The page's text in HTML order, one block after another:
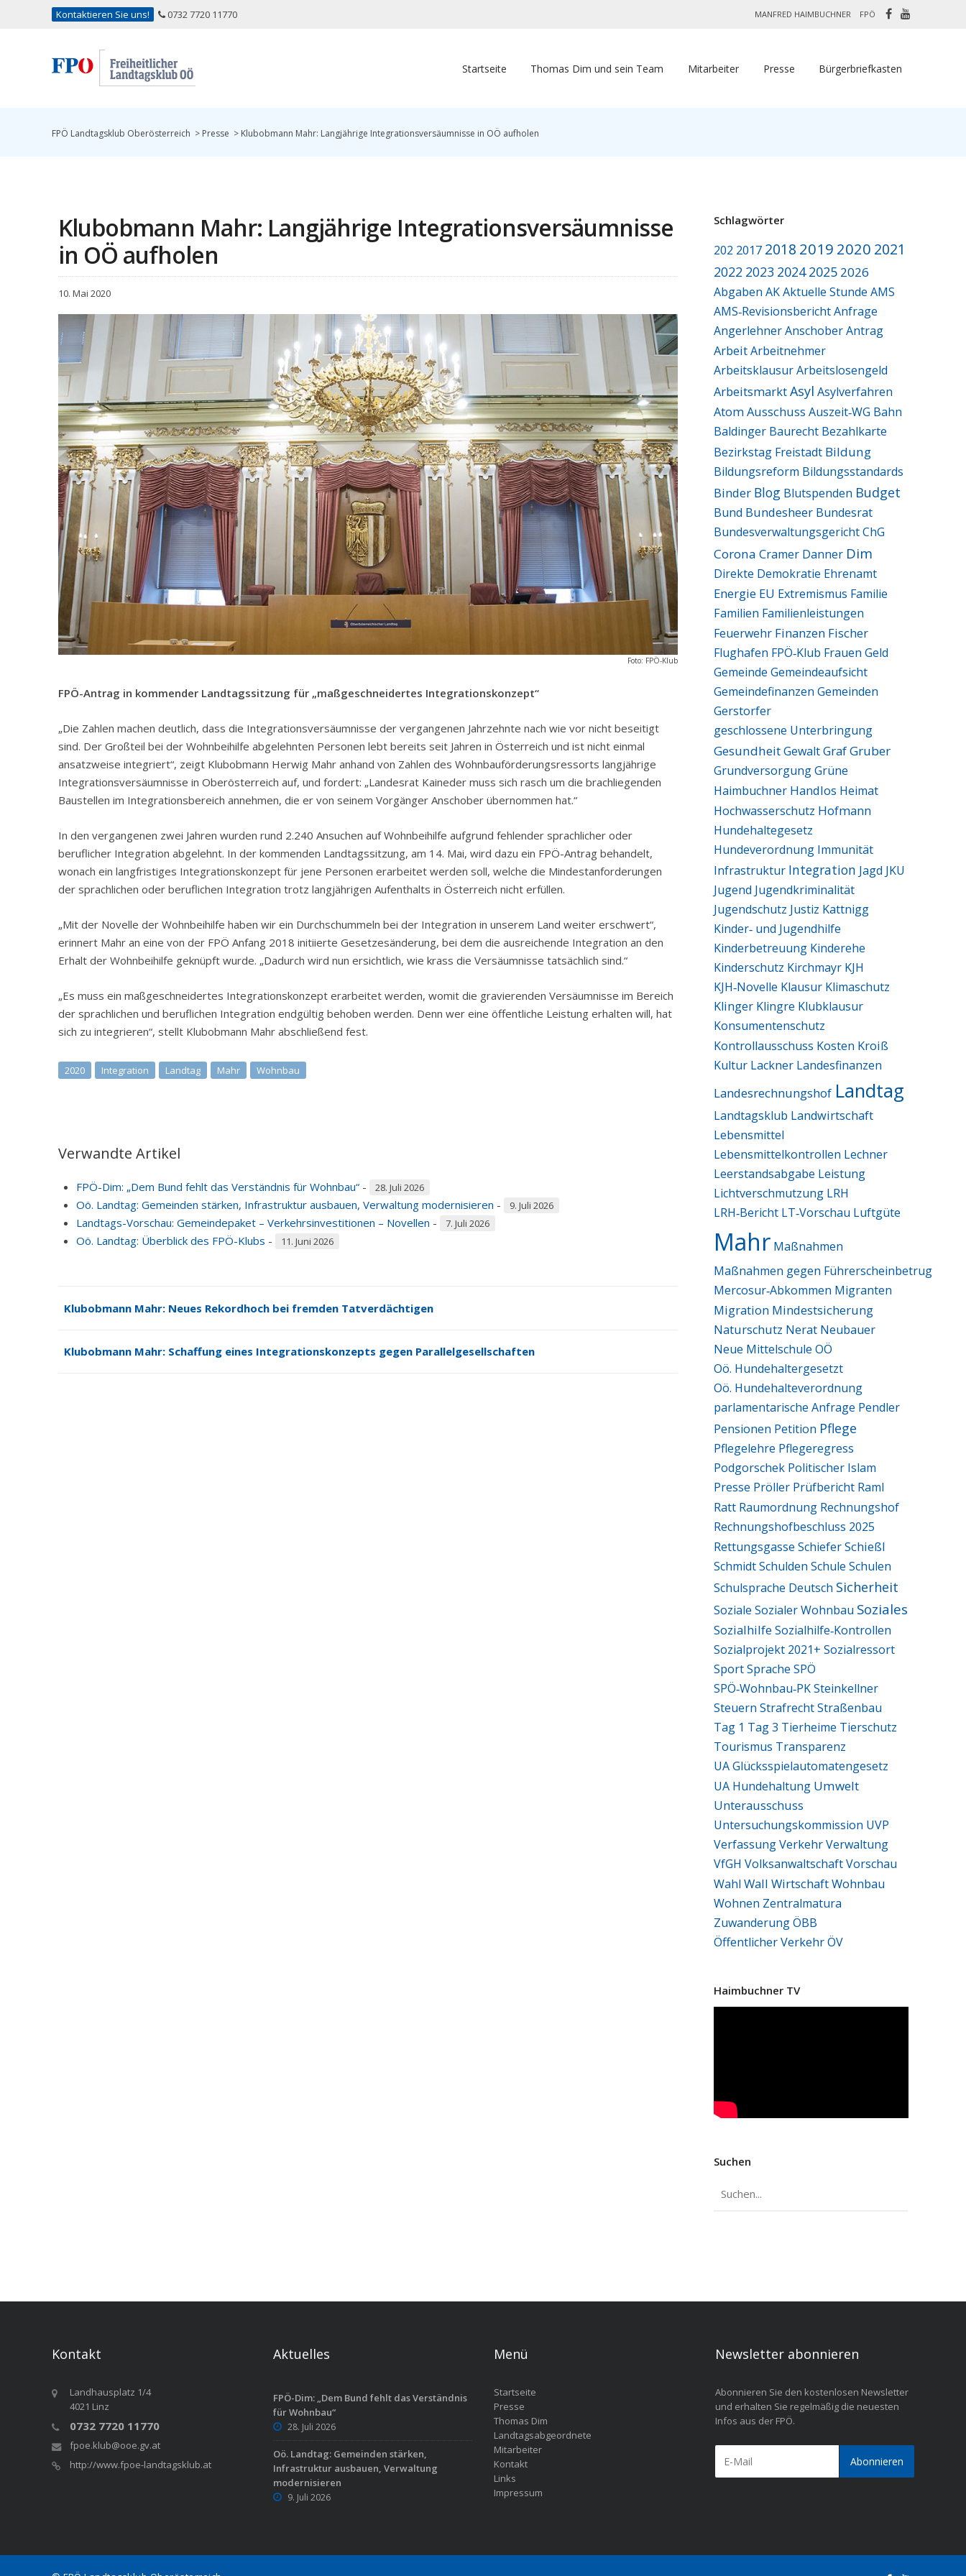
Kontaktieren Sie uns! 0732 7720 11770 MANFRED HAIMBUCHNER FPÖ
Startseite Thomas Dim und sein Team Mitarbeiter Presse Bürgerbriefkasten
FPÖ Landtagsklub Oberösterreich > Presse > Klubobmann Mahr: Langjährige Integrationsversäumnisse in OÖ aufholen
Klubobmann Mahr: Langjährige Integrationsversäumnisse
in OÖ aufholen
10. Mai 2020
Foto: FPÖ-Klub
FPÖ-Antrag in kommender Landtagssitzung für „maßgeschneidertes Integrationskonzept“
„Die Zahlen machen deutlich, dass die Integrationsversäumnisse der vergangenen Jahrzehnte nach wie vor nicht beseitigt
sind. Der Großteil bei der Wohnbeihilfe abgelehnten Personen lebt bereits seit Jahren in Österreich und ist nicht einmal
ansatzweise integriert“, zeigt Klubobmann Herwig Mahr anhand von Zahlen des Wohnbauförderungsressorts langjährige
Integrationsversäumnisse in Oberösterreich auf, und fordert: „Landesrat Kaineder muss sich rasch um die brachliegenden
Baustellen im Integrationsbereich annehmen, die er von seinem Vorgänger Anschober übernommen hat.“
In den vergangenen zwei Jahren wurden rund 2.240 Ansuchen auf Wohnbeihilfe aufgrund fehlender sprachlicher oder
beruflicher Integration abgelehnt. In der kommenden Landtagssitzung, am 14. Mai, wird dazu ein FPÖ-Antrag behandelt,
wonach ein langfristiges Integrationskonzept für jene Personen erarbeitet werden soll, welche die Mindestanforderungen
der sprachlichen oder beruflichen Integration trotz langjährigen Aufenthalts in Österreich nicht erfüllen.
„Mit der Novelle der Wohnbeihilfe haben wir ein Durchschummeln bei der Integration in unserem Land weiter erschwert“,
erinnert Mahr an eine von der FPÖ Anfang 2018 initiierte Gesetzesänderung, bei dem die ausreichende Integration an den
Erhalt der Wohnbeihilfe geknüpft wurde. „Dadurch wird nun ersichtlich, wie krass die Versäumnisse tatsächlich sind.“
„Es muss ein maßgeschneidertes Integrationskonzept erarbeitet werden, womit die gravierenden Versäumnisse im Bereich
der sprachlichen und beruflichen Integration endgültig behoben werden. Denn wer eine öffentliche Leistung erhalten will, hat
sich zu integrieren“, stellt Klubobmann Mahr abschließend fest.
2020 Integration Landtag Mahr Wohnbau
Verwandte Artikel
FPÖ-Dim: „Dem Bund fehlt das Verständnis für Wohnbau“- 28. Juli 2026
Oö. Landtag: Gemeinden stärken, Infrastruktur ausbauen, Verwaltung modernisieren - 9. Juli 2026
Landtags-Vorschau: Gemeindepaket – Verkehrsinvestitionen – Novellen - 7. Juli 2026
Oö. Landtag: Überblick des FPÖ-Klubs - 11. Juni 2026
Klubobmann Mahr: Neues Rekordhoch bei fremden Tatverdächtigen
Klubobmann Mahr: Schaffung eines Integrationskonzepts gegen Parallelgesellschaften
Schlagwörter
202 2017 2018 2019 2020 2021
2022 2023 2024 2025 2026
Abgaben AKAktuelle Stunde AMS
AMS‑RevisionsberichtAnfrage
AngerlehnerAnschoberAntrag
ArbeitArbeitnehmer
ArbeitsklausurArbeitslosengeld
ArbeitsmarktAsyl Asylverfahren
AtomAusschuss Auszeit‑WG Bahn
Baldinger Baurecht Bezahlkarte
Bezirkstag Freistadt Bildung
Bildungsreform Bildungsstandards
Binder Blog Blutspenden Budget
Bund Bundesheer Bundesrat
BundesverwaltungsgerichtChG
Corona Cramer Danner Dim
Direkte Demokratie Ehrenamt
Energie EU Extremismus Familie
Familien Familienleistungen
Feuerwehr Finanzen Fischer
Flughafen FPÖ‑Klub Frauen Geld
Gemeinde Gemeindeaufsicht
Gemeindefinanzen Gemeinden
Gerstorfer
geschlossene Unterbringung
GesundheitGewaltGrafGruber
GrundversorgungGrüne
Haimbuchner Handlos Heimat
Hochwasserschutz Hofmann
Hundehaltegesetz
Hundeverordnung Immunität
Infrastruktur Integration Jagd JKU
Jugend Jugendkriminalität
Jugendschutz Justiz Kattnigg
Kinder‑ und Jugendhilfe
Kinderbetreuung Kinderehe
Kinderschutz Kirchmayr KJH
KJH‑Novelle Klausur Klimaschutz
Klinger Klingre Klubklausur
Konsumentenschutz
Kontrollausschuss Kosten Kroiß
Kultur Lackner Landesfinanzen
Landesrechnungshof Landtag
Landtagsklub Landwirtschaft
Lebensmittel
Lebensmittelkontrollen Lechner
Leerstandsabgabe Leistung
Lichtverschmutzung LRH
LRH‑Bericht LT‑Vorschau Luftgüte
Mahr Maßnahmen
Maßnahmen gegen Führerscheinbetrug
Mercosur‑Abkommen Migranten
Migration Mindestsicherung
Naturschutz Nerat Neubauer
Neue Mittelschule OÖ
Oö. Hundehaltergesetzt
Oö. Hundehalteverordnung
parlamentarische Anfrage Pendler
Pensionen Petition Pflege
Pflegelehre Pflegeregress
Podgorschek Politischer Islam
Presse Pröller Prüfbericht Raml
Ratt Raumordnung Rechnungshof
Rechnungshofbeschluss 2025
Rettungsgasse SchieferSchießl
SchmidtSchulden Schule Schulen
Schulsprache Deutsch Sicherheit
Soziale Sozialer Wohnbau Soziales
SozialhilfeSozialhilfe‑Kontrollen
Sozialprojekt 2021+ Sozialressort
SportSprache SPÖ
SPÖ‑Wohnbau‑PKSteinkellner
Steuern StrafrechtStraßenbau
Tag 1 Tag 3 Tierheime Tierschutz
Tourismus Transparenz
UA Glücksspielautomatengesetz
UA Hundehaltung Umwelt
Unterausschuss
Untersuchungskommission UVP
VerfassungVerkehrVerwaltung
VfGH VolksanwaltschaftVorschau
Wahl Wall WirtschaftWohnbau
Wohnen Zentralmatura
ZuwanderungÖBB
Öffentlicher VerkehrÖV
Haimbuchner TV
Suchen
Kontakt
Landhausplatz 1/4
4021 Linz
0732 7720 11770
fpoe.klub@ooe.gv.at
http://www.fpoe-landtagsklub.at
Aktuelles
FPÖ-Dim: „Dem Bund fehlt das Verständnis
für Wohnbau“
28. Juli 2026
Oö. Landtag: Gemeinden stärken,
Infrastruktur ausbauen, Verwaltung
modernisieren
9. Juli 2026
Menü
Startseite
Presse
Thomas Dim
Landtagsabgeordnete
Mitarbeiter
Kontakt
Links
Impressum
Newsletter abonnieren
Abonnieren Sie den kostenlosen Newsletter
und erhalten Sie regelmäßig die neuesten
Infos aus der FPÖ.